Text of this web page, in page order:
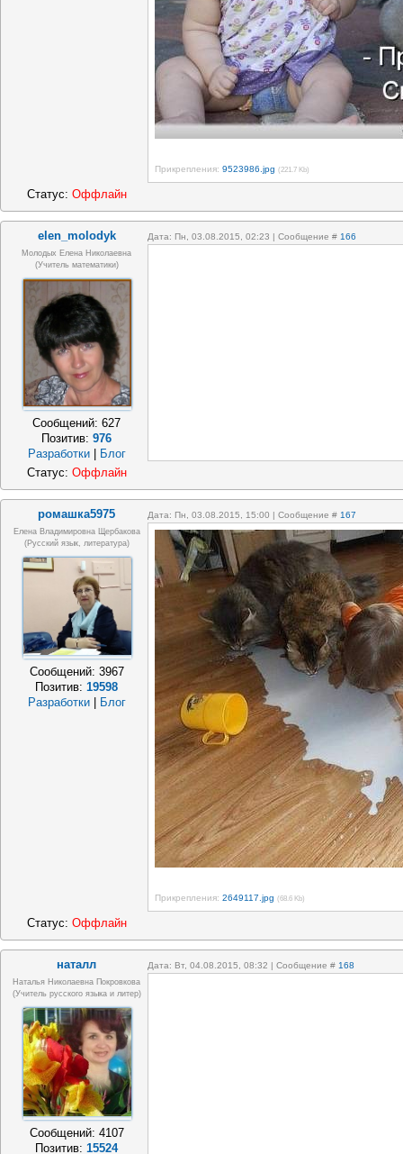
Прикрепления: 9523986.jpg (221.7 Kb)
Статус: Оффлайн
elen_molodyk Дата: Пн, 03.08.2015, 02:23 | Сообщение # 166
Молодых Елена Николаевна
(учитель математики)
Сообщений:627
Позитив:976
Разработки | Блог
Статус: Оффлайн
ромашка5975 Дата: Пн, 03.08.2015, 15:00 | Сообщение # 167
Елена Владимировна Щербакова
(русский язык, литература)
Сообщений: 3967
Позитив:19598
Разработки
Блог
Прикрепления: 2649117.jpg (68.6 Kb)
Статус: Оффлайн
наталл Дата: Вт, 04.08.2015, 08:32 | Сообщение # 168
Наталья Николаевна Покровкова
(учитель русского языка и литер)
Сообщений: 4107
Позитив:15524